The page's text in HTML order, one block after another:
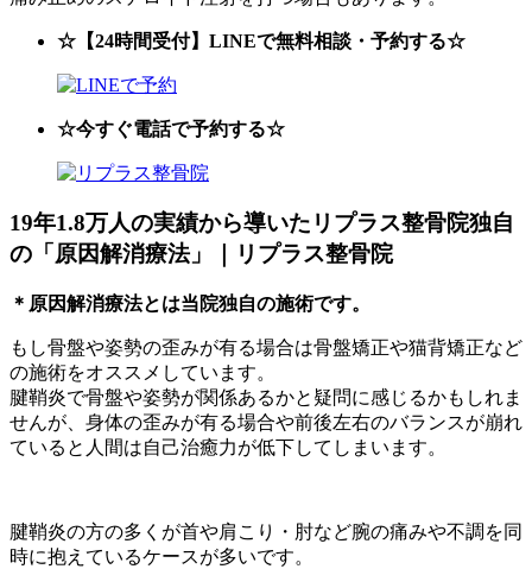
☆【24時間受付】LINEで無料相談・予約する☆
☆今すぐ電話で予約する☆
19年1.8万人の実績から導いたリプラス整骨院独自
の「原因解消療法」｜リプラス整骨院
＊原因解消療法とは当院独自の施術です。
もし骨盤や姿勢の歪みが有る場合は骨盤矯正や猫背矯正など
の施術をオススメしています。
腱鞘炎で骨盤や姿勢が関係あるかと疑問に感じるかもしれま
せんが、身体の歪みが有る場合や前後左右のバランスが崩れ
ていると人間は自己治癒力が低下してしまいます。
腱鞘炎の方の多くが首や肩こり・肘など腕の痛みや不調を同
時に抱えているケースが多いです。